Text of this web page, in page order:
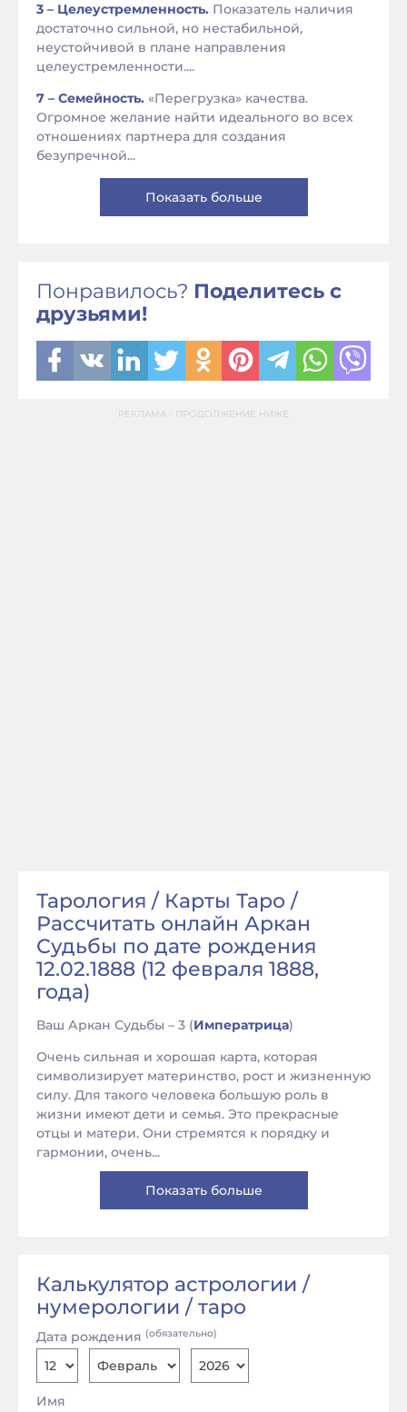
3 – Целеустремленность. Показатель наличия
достаточно сильной, но нестабильной,
неустойчивой в плане направления
целеустремленности....
7 – Семейность. «Перегрузка» качества.
Огромное желание найти идеального во всех
отношениях партнера для создания
безупречной...
Показать больше
Понравилось? Поделитесь с
друзьями!
РЕКЛАМА - ПРОДОЛЖЕНИЕ НИЖЕ
Тарология / Карты Таро /
Рассчитать онлайн Аркан
Судьбы по дате рождения
12.02.1888 (12 февраля 1888,
года)
Ваш Аркан Судьбы – 3 (Императрица)
Очень сильная и хорошая карта, которая
символизирует материнство, рост и жизненную
силу. Для такого человека большую роль в
жизни имеют дети и семья. Это прекрасные
отцы и матери. Они стремятся к порядку и
гармонии, очень...
Показать больше
Калькулятор астрологии /
нумерологии / таро
Имя
Дата рождения (обязательно)